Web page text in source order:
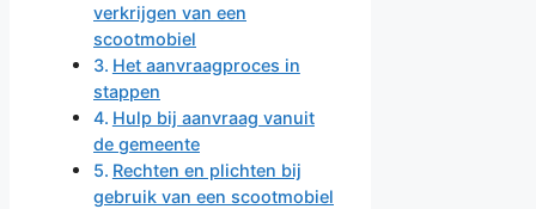
verkrijgen van een
scootmobiel
Het aanvraagproces in
stappen
Hulp bij aanvraag vanuit
de gemeente
Rechten en plichten bij
gebruik van een scootmobiel